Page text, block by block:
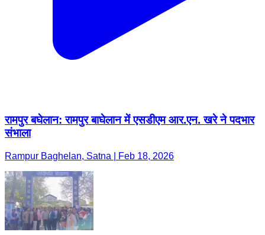
रामपुर बघेलान: रामपुर बाघेलान में एसडीएम आर.एन. खरे ने पदभार
संभाला
Rampur Baghelan, Satna | Feb 18, 2026